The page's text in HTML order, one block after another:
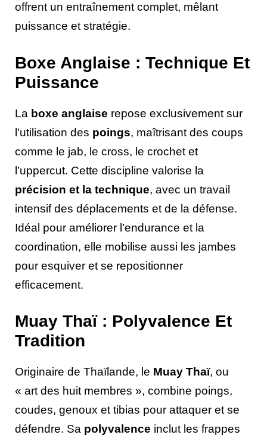
offrent un entraînement complet, mêlant
puissance et stratégie.
Boxe Anglaise : Technique Et
Puissance
La boxe anglaise repose exclusivement sur
l’utilisation des poings, maîtrisant des coups
comme le jab, le cross, le crochet et
l’uppercut. Cette discipline valorise la
précision et la technique, avec un travail
intensif des déplacements et de la défense.
Idéal pour améliorer l’endurance et la
coordination, elle mobilise aussi les jambes
pour esquiver et se repositionner
efficacement.
Muay Thaï : Polyvalence Et
Tradition
Originaire de Thaïlande, le Muay Thaï, ou
« art des huit membres », combine poings,
coudes, genoux et tibias pour attaquer et se
défendre. Sa polyvalence inclut les frappes